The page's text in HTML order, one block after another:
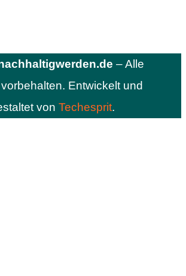
– Alle
Entwickelt und
von Techesprit.